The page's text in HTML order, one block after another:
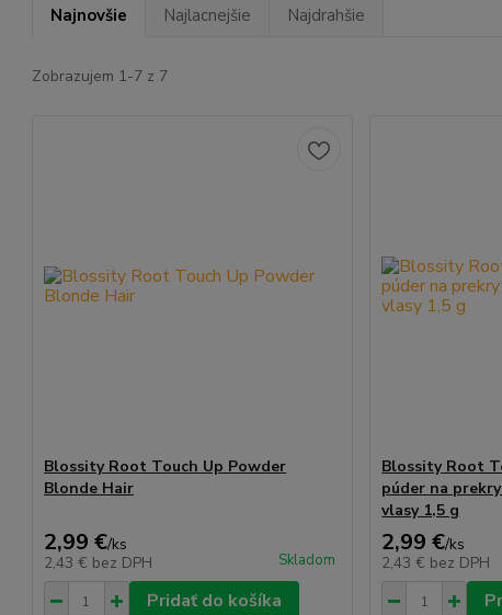
Najnovšie Najlacnejšie Najdrahšie
Zobrazujem 1-7 z 7
Blossity Root Touch Up Powder
Blonde Hair
2,99 €/ks
2,43 € bez DPH Skladom
Pridať do košíka
Blossity Root
púder na
vlasy 1,5 g
2,99 €/ks
2,43 € bez DPH